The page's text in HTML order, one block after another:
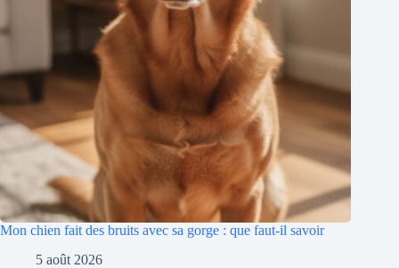
Mon chien fait des bruits avec sa gorge : que faut-il savoir
5 août 2026